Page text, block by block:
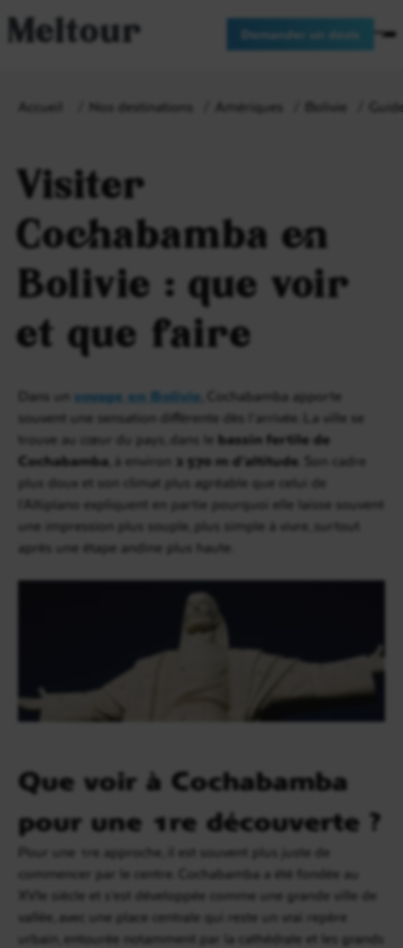
Meltour Demander un devis
Accueil Nos destinations Amériques Bolivie
Visiter
Cochabamba en
Bolivie : que voir
et que faire
Dans un voyage en Bolivie , Cochabamba apporte
souvent une sensation différente dès l’arrivée. La ville se
trouve au cœur du pays, dans le bassin fertile de
Cochabamba , à environ 2 570 m d’altitude . Son cadre
plus doux et son climat plus agréable que celui de
l’Altiplano expliquent en partie pourquoi elle laisse souvent
une impression plus souple, plus simple à vivre, surtout
après une étape andine plus haute.
Que voir à Cochabamba
pour une 1re découverte ?
Pour une 1re approche, il est souvent plus juste de
commencer par le centre. Cochabamba a été fondée au
XVIe siècle et s’est développée comme une grande ville de
vallée, avec une place centrale qui reste un vrai repère
urbain, entourée notamment par la cathédrale et les grands